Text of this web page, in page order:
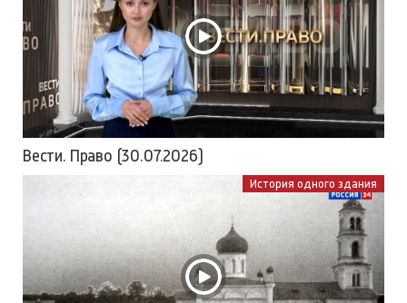
Вести. Право (30.07.2026)
История одного здания